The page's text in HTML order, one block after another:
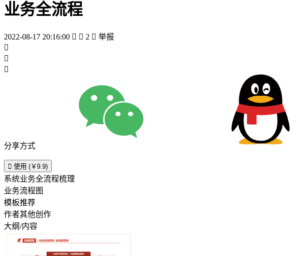
业务全流程
2022-08-17 20:16:00   2  举报



分享方式
 使用 (￥9.9)
系统业务全流程梳理
业务流程图
模板推荐
作者其他创作
大纲/内容